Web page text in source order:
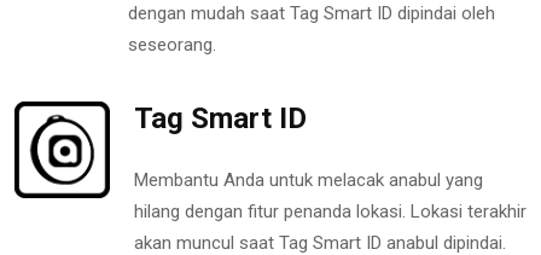
dengan mudah saat Tag Smart ID dipindai oleh
seseorang.
Tag Smart ID
Membantu Anda untuk melacak anabul yang
hilang dengan fitur penanda lokasi. Lokasi terakhir
akan muncul saat Tag Smart ID anabul dipindai.